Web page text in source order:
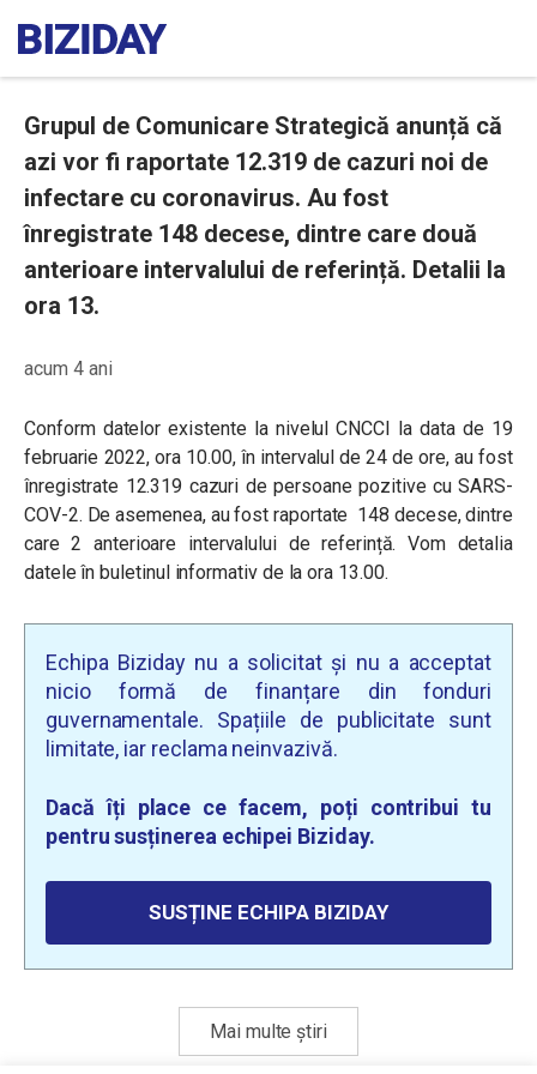
Grupul de Comunicare Strategică anunță că
azi vor fi raportate 12.319 de cazuri noi de
infectare cu coronavirus. Au fost
înregistrate 148 decese, dintre care două
anterioare intervalului de referință. Detalii la
ora 13.
acum 4 ani
Conform datelor existente la nivelul CNCCI la data de 19
februarie 2022, ora 10.00, în intervalul de 24 de ore, au fost
înregistrate 12.319 cazuri de persoane pozitive cu SARS-
COV-2. De asemenea, au fost raportate 148 decese, dintre
care 2 anterioare intervalului de referință. Vom detalia
datele în buletinul informativ de la ora 13.00.
Echipa Biziday nu a solicitat și nu a acceptat
nicio formă de finanțare din fonduri
guvernamentale. Spațiile de publicitate sunt
limitate, iar reclama neinvazivă.
Dacă îți place ce facem, poți contribui tu
pentru susținerea echipei Biziday.
SUSȚINE ECHIPA BIZIDAY
Mai multe știri